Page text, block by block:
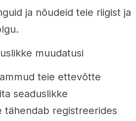
ja nõudeid teie riigist ja
muudatusi
teie ettevõtte
seaduslikke
tähendab registreerides